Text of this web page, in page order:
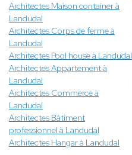
Architectes Maison container à
Landudal
Architectes Corps de ferme à
Landudal
Architectes Pool house à Landudal
Architectes Appartement à
Landudal
Architectes Commerce à
Landudal
Architectes Bâtiment
professionnel à Landudal
Architectes Hangar à Landudal